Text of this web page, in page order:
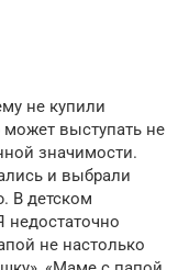
не купили
выступать не
значимости.
и выбрали
В детском
недостаточно
не настолько